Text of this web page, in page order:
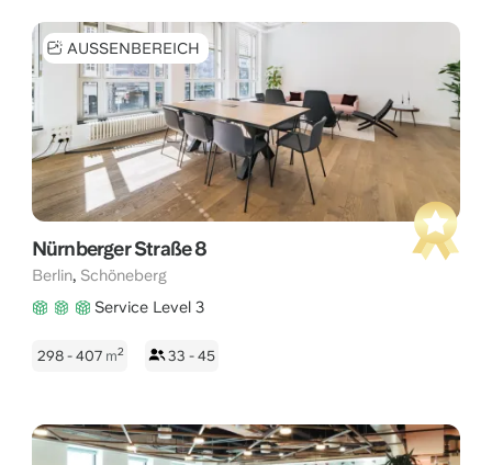
AUSSENBEREICH
Nürnberger Straße 8
Berlin, Schöneberg
Service Level 3
298 - 407 m2 33 - 45